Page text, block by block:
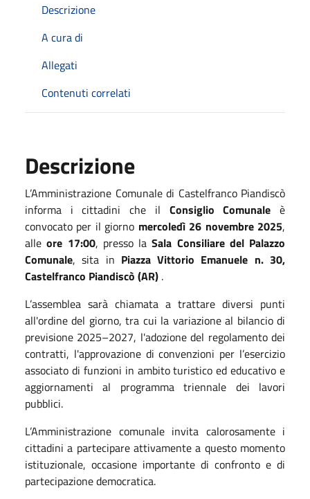
Descrizione
A cura di
Allegati
Contenuti correlati
Descrizione
L’Amministrazione Comunale di Castelfranco Piandiscò
informa i cittadini che il Consiglio Comunaleè
convocato per il giorno mercoledì 26 novembre 2025,
alleore 17:00, presso laSala Consiliare del Palazzo
Comunale, sita in Piazza Vittorio Emanuele n. 30,
Castelfranco Piandiscò (AR) .
L’assemblea sarà chiamata a trattare diversi punti
all'ordine del giorno, tra cui la variazione al bilancio di
previsione 2025–2027, l'adozione del regolamento dei
contratti, l'approvazione di convenzioni per l’esercizio
associato di funzioni in ambito turistico ed educativo e
aggiornamenti al programma triennale dei lavori
pubblici.
L’Amministrazione comunale invita calorosamente i
cittadini a partecipare attivamente a questo momento
istituzionale, occasione importante di confronto e di
partecipazione democratica.